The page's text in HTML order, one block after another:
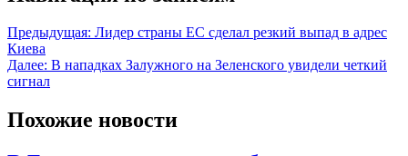
Предыдущая: Лидер страны ЕС сделал резкий выпад в адрес
Киева
Далее: В нападках Залужного на Зеленского увидели четкий
сигнал
Похожие новости